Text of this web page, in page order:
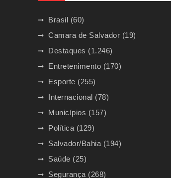
Brasil (60)
Camara de Salvador (19)
Destaques (1.246)
Entretenimento (170)
Esporte (255)
Internacional (78)
Municípios (157)
Política (129)
Salvador/Bahia (194)
Saúde (25)
Segurança (268)